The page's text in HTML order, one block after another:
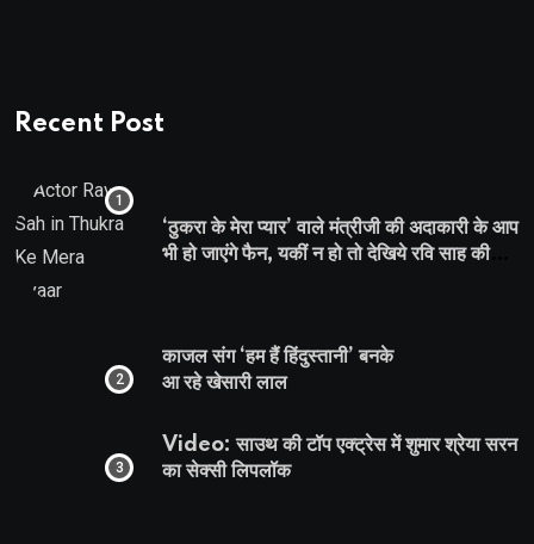
Recent Post
‘ठुकरा के मेरा प्यार’ वाले मंत्रीजी की अदाकारी के आप
भी हो जाएंगे फैन, यकीं न हो तो देखिये रवि साह की
काजल संग ‘हम हैं हिंदुस्तानी’ बनके
आ रहे खेसारी लाल
Video: साउथ की टॉप एक्ट्रेस में शुमार श्रेया सरन
का सेक्सी लिपलॉक